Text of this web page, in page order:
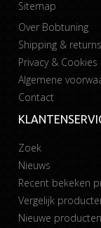
Sitemap
Over Bobtuning
Shipping & returns
Privacy & Cookies
Algemene
Contact
Zoek
Nieuws
Recent bekeken
Vergelijk
Nieuwe producten